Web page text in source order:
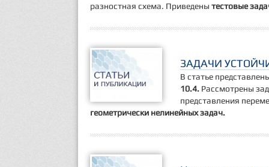
разностная схема. Приведены тестовые
ЗАДАЧИ
В статье
10.4. Рассмотрены
представления
геометрически нелинейных задач.